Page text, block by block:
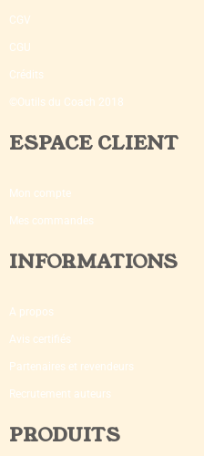
CGV
CGU
Crédits
©Outils du Coach 2018
ESPACE CLIENT
Mon compte
Mes commandes
INFORMATIONS
A propos
Avis certifiés
Partenaires et revendeurs
Recrutement auteurs
PRODUITS